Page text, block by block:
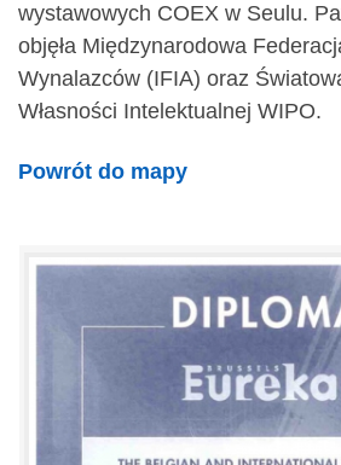
wystawowych COEX w Seulu.
objęła Międzynarodowa
Wynalazców (IFIA) oraz
Własności Intelektualnej WIPO.
Powrót do mapy